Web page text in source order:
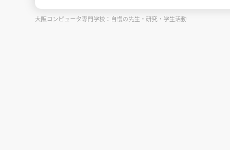
大阪コンピュータ専門学校：自慢の先生・研究・学生活動